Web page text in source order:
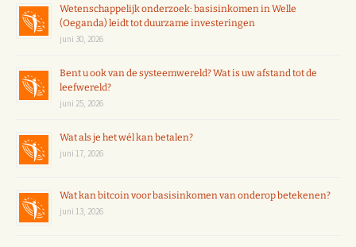
Wetenschappelijk onderzoek: basisinkomen in Welle
(Oeganda) leidt tot duurzame investeringen
juni 30, 2026
Bent u ook van de systeemwereld? Wat is uw afstand tot de
leefwereld?
juni 25, 2026
Wat als je het wél kan betalen?
juni 17, 2026
Wat kan bitcoin voor basisinkomen van onderop betekenen?
juni 13, 2026